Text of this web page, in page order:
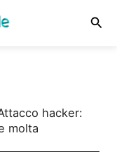
hacker:
molta